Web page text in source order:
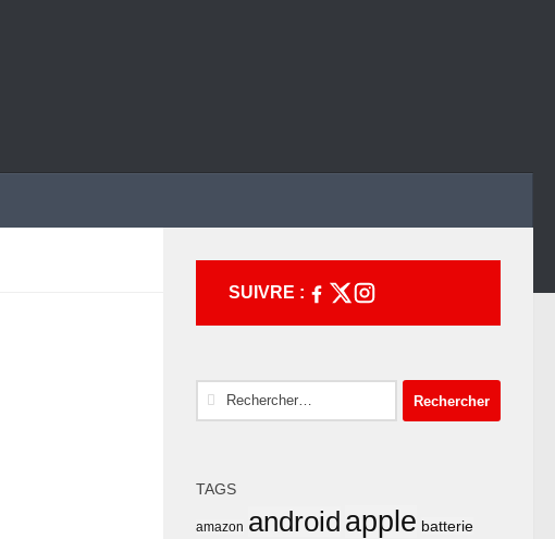
SUIVRE :
Rechercher :
TAGS
amazon android apple batterie